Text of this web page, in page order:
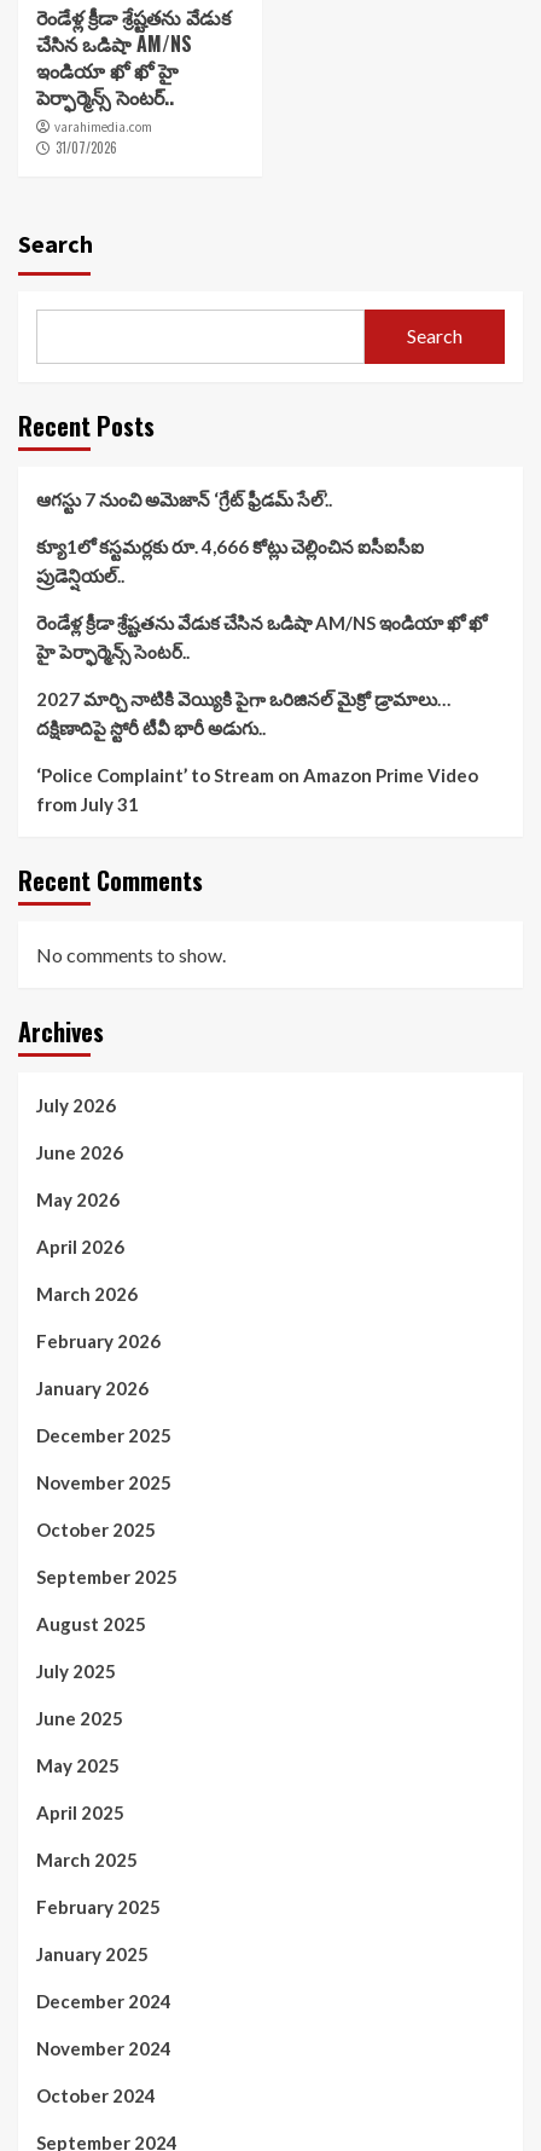
రెండేళ్ల క్రీడా శ్రేష్టతను వేడుక
చేసిన ఒడిషా AM/NS
ఇండియా ఖో ఖో హై
పెర్ఫార్మెన్స్ సెంటర్..
varahimedia.com
31/07/2026
Search
Search
Recent Posts
ఆగస్టు 7 నుంచి అమెజాన్ ‘గ్రేట్ ఫ్రీడమ్ సేల్’..
క్యూ1లో కస్టమర్లకు రూ. 4,666 కోట్లు చెల్లించిన ఐసీఐసీఐ
ప్రుడెన్షియల్..
రెండేళ్ల క్రీడా శ్రేష్టతను వేడుక చేసిన ఒడిషా AM/NS ఇండియా ఖో ఖో
హై పెర్ఫార్మెన్స్ సెంటర్..
2027 మార్చి నాటికి వెయ్యికి పైగా ఒరిజినల్ మైక్రో డ్రామాలు…
దక్షిణాదిపై స్టోరీ టీవీ భారీ అడుగు..
‘Police Complaint’ to Stream on Amazon Prime Video
from July 31
Recent Comments
No comments to show.
Archives
July 2026
June 2026
May 2026
April 2026
March 2026
February 2026
January 2026
December 2025
November 2025
October 2025
September 2025
August 2025
July 2025
June 2025
May 2025
April 2025
March 2025
February 2025
January 2025
December 2024
November 2024
October 2024
September 2024